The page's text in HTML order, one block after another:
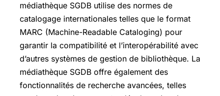
médiathèque SGDB utilise des normes de
catalogage internationales telles que le format
MARC (Machine-Readable Cataloging) pour
garantir la compatibilité et l’interopérabilité avec
d’autres systèmes de gestion de bibliothèque. La
médiathèque SGDB offre également des
fonctionnalités de recherche avancées, telles